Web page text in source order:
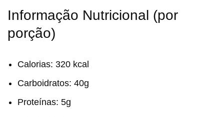
Informação Nutricional (por
porção)
Calorias: 320 kcal
Carboidratos: 40g
Proteínas: 5g